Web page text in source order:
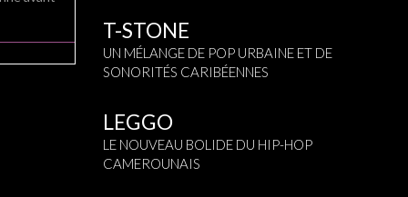
T-STONE
UN MÉLANGE DE POP URBAINE ET DE
SONORITÉS CARIBÉENNES
LEGGO
LE NOUVEAU BOLIDE DU HIP-HOP
CAMEROUNAIS